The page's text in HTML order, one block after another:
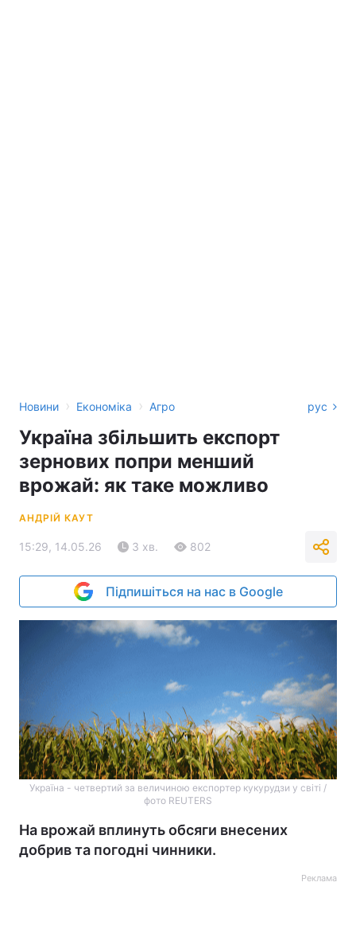
Новини › Економіка › Агро рус
Україна збільшить експорт
зернових попри менший
врожай: як таке можливо
АНДРІЙ КАУТ
15:29, 14.05.26 3 хв. 802
Підпишіться на нас в Google
Україна - четвертий за величиною експортер кукурудзи у світі /
фото REUTERS
На врожай вплинуть обсяги внесених
добрив та погодні чинники.
Реклама